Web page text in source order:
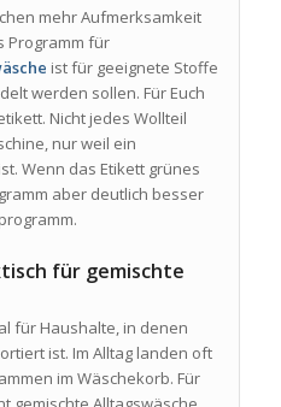
mehr Aufmerksamkeit
Programm für
ist für geeignete Stoffe
werden sollen. Für Euch
Nicht jedes Wollteil
nur weil ein
Wenn das Etikett grünes
aber deutlich besser
für gemischte
für Haushalte, in denen
ist. Im Alltag landen oft
im Wäschekorb. Für